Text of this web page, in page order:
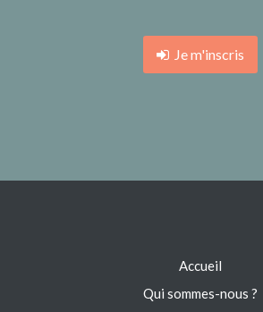
Je m'inscris
Accueil
Qui sommes-nous ?